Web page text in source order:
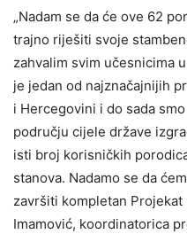
„Nadam se da će ove 62
trajno riješiti svoje
zahvalim svim učesnicima
je jedan od najznačajnijih
i Hercegovini i do sada
području cijele države
isti broj korisničkih
stanova. Nadamo se da
završiti kompletan Projekat
Imamović, koordinatorica